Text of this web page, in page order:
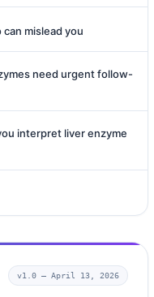
can mislead you
need urgent follow-
interpret liver enzyme
v1.0 — April 13, 2026